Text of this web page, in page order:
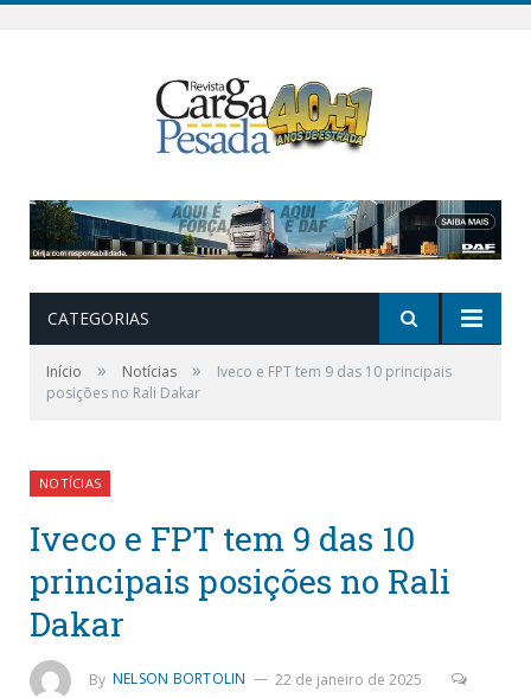
CATEGORIAS
Início » Notícias »
Iveco e FPT tem 9 das 10 principais
posições no Rali Dakar
NOTÍCIAS
Iveco e FPT tem 9 das 10
principais posições no Rali
Dakar
By NELSON BORTOLIN
22 de janeiro de 2025